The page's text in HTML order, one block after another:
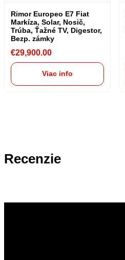
Rimor Europeo E7 Fiat
Markíza, Solar, Nosič,
Trúba, Ťažné TV, Digestor,
Bezp. zámky
€29,900.00
Viac info
Recenzie